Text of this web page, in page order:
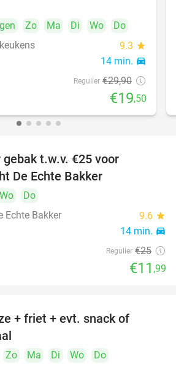
Zo Ma Di Wo
Do
9.3 star
14 min. directions_car
Regulier €29,90
€19,50
t.w.v. €25 voor
De Echte Bakker
Wo
Do
Echte Bakker
9.6 star
14 min. directions_car
Regulier €25
€11 ,99
+ friet + evt. snack of
Zo Ma Di Wo
Do